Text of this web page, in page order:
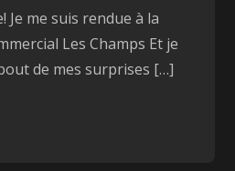
Je me suis rendue à la
Les Champs Et je
de mes surprises […]